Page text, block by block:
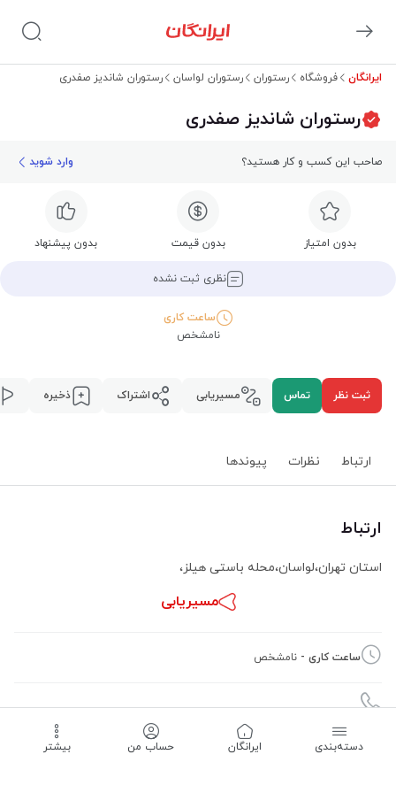
ایرانگان فروشگاه رستوران رستوران لواسان رستوران شاندیز صفدری
رستوران شاندیز صفدری
صاحب این کسب و کار هستید؟ وارد شوید
بدون امتیاز بدون قیمت بدون پیشنهاد
نظری ثبت نشده
ساعت کاری
نامشخص
ثبت نظر تماس مسیریابی اشتراک ذخیره
ارتباط نظرات پیوند‌ها
ارتباط
استان تهران،لواسان،محله باستی هیلز،
مسیریابی
ساعت کاری - نامشخص
09190035382
دسته‌بندی ‌ایرانگان حساب من بیشتر